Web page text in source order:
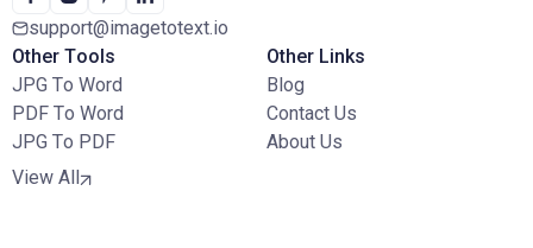
support@imagetotext.io
Other Tools
JPG To Word
PDF To Word
JPG To PDF
View All
Other Links
Blog
Contact Us
About Us